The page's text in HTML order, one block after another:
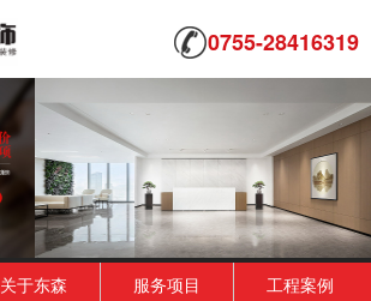
0755-28416319
关于东森 服务项目
工程案例